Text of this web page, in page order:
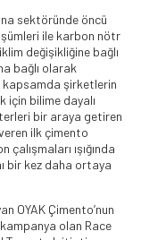
sektöründe öncü
ile karbon nötr
değişikliğine bağlı
bağlı olarak
kapsamda şirketlerin
için bilime dayalı
bir araya getiren
ilk çimento
ışığında
bir kez daha ortaya
OYAK Çimento’nun
olan Race